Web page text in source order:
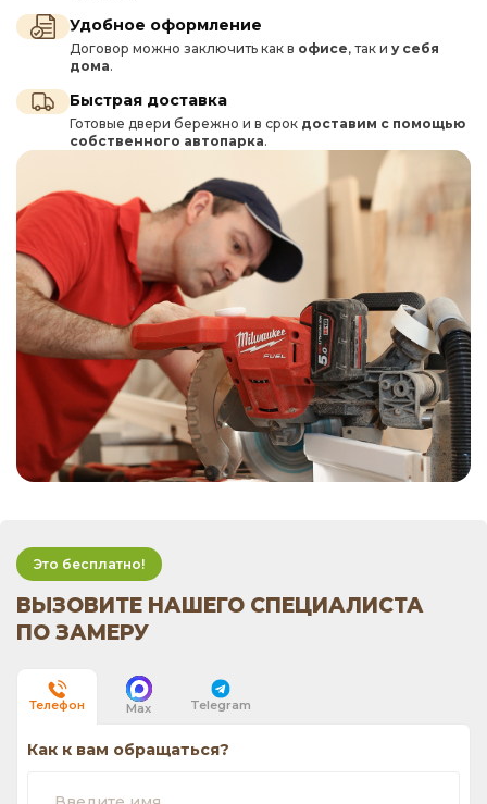
Удобное оформление
Договор можно заключить как в офисе, так и у себя
дома.
Быстрая доставка
Готовые двери бережно и в срок доставим с помощью
собственного автопарка.
Это бесплатно!
ВЫЗОВИТЕ НАШЕГО СПЕЦИАЛИСТА
ПО ЗАМЕРУ
Телефон Max Telegram
Как к вам обращаться?